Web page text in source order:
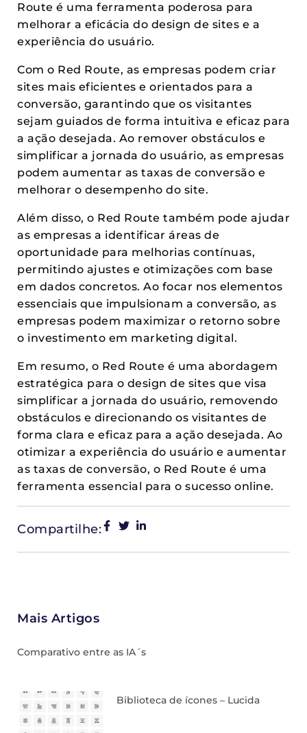
Route é uma ferramenta poderosa para
melhorar a eficácia do design de sites e a
experiência do usuário.
Com o Red Route, as empresas podem criar
sites mais eficientes e orientados para a
conversão, garantindo que os visitantes
sejam guiados de forma intuitiva e eficaz para
a ação desejada. Ao remover obstáculos e
simplificar a jornada do usuário, as empresas
podem aumentar as taxas de conversão e
melhorar o desempenho do site.
Além disso, o Red Route também pode ajudar
as empresas a identificar áreas de
oportunidade para melhorias contínuas,
permitindo ajustes e otimizações com base
em dados concretos. Ao focar nos elementos
essenciais que impulsionam a conversão, as
empresas podem maximizar o retorno sobre
o investimento em marketing digital.
Em resumo, o Red Route é uma abordagem
estratégica para o design de sites que visa
simplificar a jornada do usuário, removendo
obstáculos e direcionando os visitantes de
forma clara e eficaz para a ação desejada. Ao
otimizar a experiência do usuário e aumentar
as taxas de conversão, o Red Route é uma
ferramenta essencial para o sucesso online.
Compartilhe:
Mais Artigos
Comparativo entre as IA´s
Biblioteca de ícones – Lucida